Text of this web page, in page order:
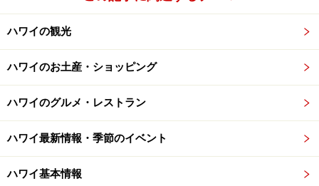
ハワイの文化をテーマとした毎日開催のキッズプログラ
ム。半日、全日の2コースがあり、午前中は、ビショッ
プ博物館やチルドレンズ・ディスカバリー・センター、
ホノルル動物園ヘ遠足がある曜日も。午後はプール＆ビ
ーチ遊び、工作などのアクティビティを日替わりで行い
ます。夏休みにガイドが利用した時には、日本の子供の
割合は参加者の半分以上。日本語が話せるスタッフがい
ました。
ハワイの観光
ハワイのお土産・ショッピング
ハワイのグルメ・レストラン
ハワイ最新情報・季節のイベント
ハワイ基本情報